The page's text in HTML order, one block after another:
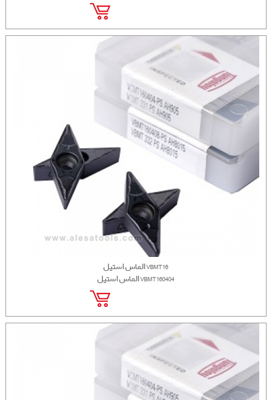
الماس استیل VBMT16
الماس استیل VBMT160404